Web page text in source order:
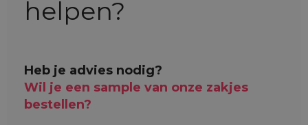
helpen?
Heb je advies nodig?
Wil je een sample van onze zakjes
bestellen?